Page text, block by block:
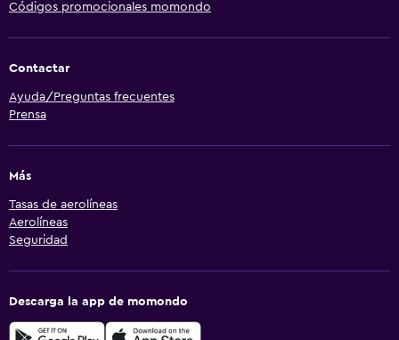
Códigos promocionales momondo
Contactar
Ayuda/Preguntas frecuentes
Prensa
Más
Tasas de aerolíneas
Aerolíneas
Seguridad
Descarga la app de momondo